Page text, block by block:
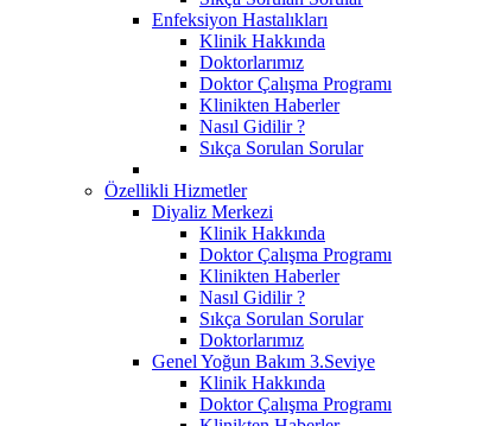
Enfeksiyon Hastalıkları
Klinik Hakkında
Doktorlarımız
Doktor Çalışma Programı
Klinikten Haberler
Nasıl Gidilir ?
Sıkça Sorulan Sorular
Özellikli Hizmetler
Diyaliz Merkezi
Klinik Hakkında
Doktor Çalışma Programı
Klinikten Haberler
Nasıl Gidilir ?
Sıkça Sorulan Sorular
Doktorlarımız
Genel Yoğun Bakım 3.Seviye
Klinik Hakkında
Doktor Çalışma Programı